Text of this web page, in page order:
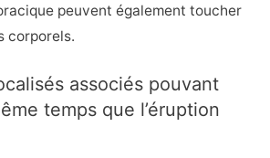
peuvent également toucher
corporels.
associés pouvant
temps que l’éruption